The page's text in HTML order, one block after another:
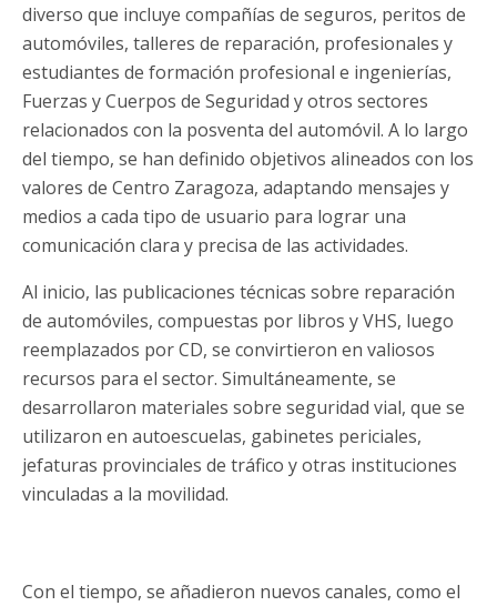
diverso que incluye compañías de seguros, peritos de
automóviles, talleres de reparación, profesionales y
estudiantes de formación profesional e ingenierías,
Fuerzas y Cuerpos de Seguridad y otros sectores
relacionados con la posventa del automóvil. A lo largo
del tiempo, se han definido objetivos alineados con los
valores de Centro Zaragoza, adaptando mensajes y
medios a cada tipo de usuario para lograr una
comunicación clara y precisa de las actividades.
Al inicio, las publicaciones técnicas sobre reparación
de automóviles, compuestas por libros y VHS, luego
reemplazados por CD, se convirtieron en valiosos
recursos para el sector. Simultáneamente, se
desarrollaron materiales sobre seguridad vial, que se
utilizaron en autoescuelas, gabinetes periciales,
jefaturas provinciales de tráfico y otras instituciones
vinculadas a la movilidad.
Con el tiempo, se añadieron nuevos canales, como el